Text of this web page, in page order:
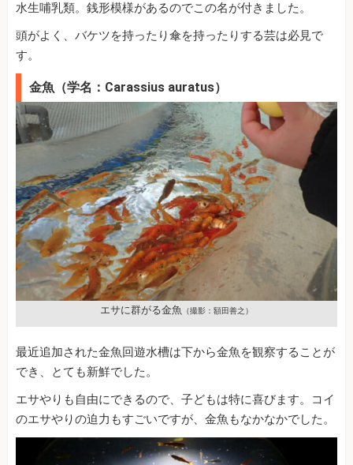
水生哺乳類。銭形模様があるのでこの名が付きました。
頭がよく、バケツを持ったり傘を持ったりする芸は必見で
す。
金魚（学名：Carassius auratus）
エサに群がる金魚 （撮影：額田善之）
最近追加された金魚回遊水槽は下から金魚を観察することが
でき、とても新鮮でした。
エサやりも自由にできるので、子どもは特に喜びます。コイ
のエサやりの迫力もすごいですが、金魚もなかなかでした。